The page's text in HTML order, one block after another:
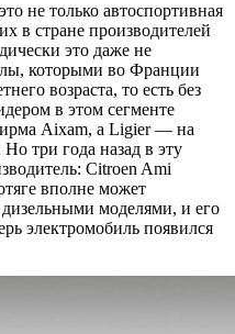
не только автоспортивная
в стране производителей
это даже не
которыми во Франции
возраста, то есть без
в этом сегменте
Aixam, а Ligier — на
три года назад в эту
Citroen Ami
вполне может
моделями, и его
электромобиль появился